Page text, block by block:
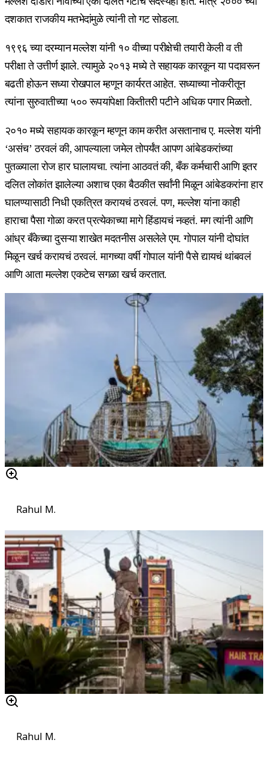
दशकात राजकीय मतभेदांमुळे त्यांनी तो गट सोडला.
१९९६ च्या दरम्यान मल्लेश यांनी १० वीच्या परीक्षेची तयारी केली व ती
परीक्षा ते उत्तीर्ण झाले. त्यामुळे २०१३ मध्ये ते सहायक कारकून या पदावरून
बढती होऊन सध्या रोखपाल म्हणून कार्यरत आहेत. सध्याच्या नोकरीतून
त्यांना सुरुवातीच्या ५०० रूपयांपेक्षा कितीतरी पटीने अधिक पगार मिळतो.
२०१० मध्ये सहायक कारकून म्हणून काम करीत असतानाच ए. मल्लेश यांनी
‘असंच’ ठरवलं की, आपल्याला जमेल तोपर्यंत आपण आंबेडकरांच्या
पुतळ्याला रोज हार घालायचा. त्यांना आठवतं की, बँक कर्मचारी आणि इतर
दलित लोकांत झालेल्या अशाच एका बैठकीत सर्वांनी मिळून आंबेडकरांना हार
घालण्यासाठी निधी एकत्रित करायचं ठरवलं. पण, मल्लेश यांना काही
हाराचा पैसा गोळा करत प्रत्येकाच्या मागे हिंडायचं नव्हतं. मग त्यांनी आणि
आंध्र बँकेच्या दुसऱ्या शाखेत मदतनीस असलेले एम. गोपाल यांनी दोघांत
मिळून खर्च करायचं ठरवलं. मागच्या वर्षी गोपाल यांनी पैसे द्यायचं थांबवलं
आणि आता मल्लेश एकटेच सगळा खर्च करतात.
Rahul M.
Rahul M.